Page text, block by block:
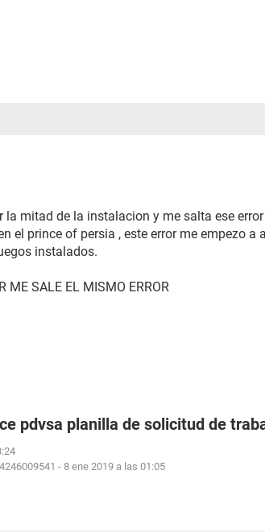
la mitad de la instalacion y me salta ese
el prince of persia , este error me empezo a
instalados.
ME SALE EL MISMO ERROR
pdvsa planilla de solicitud de
- 8 ene 2019 a las 01:05